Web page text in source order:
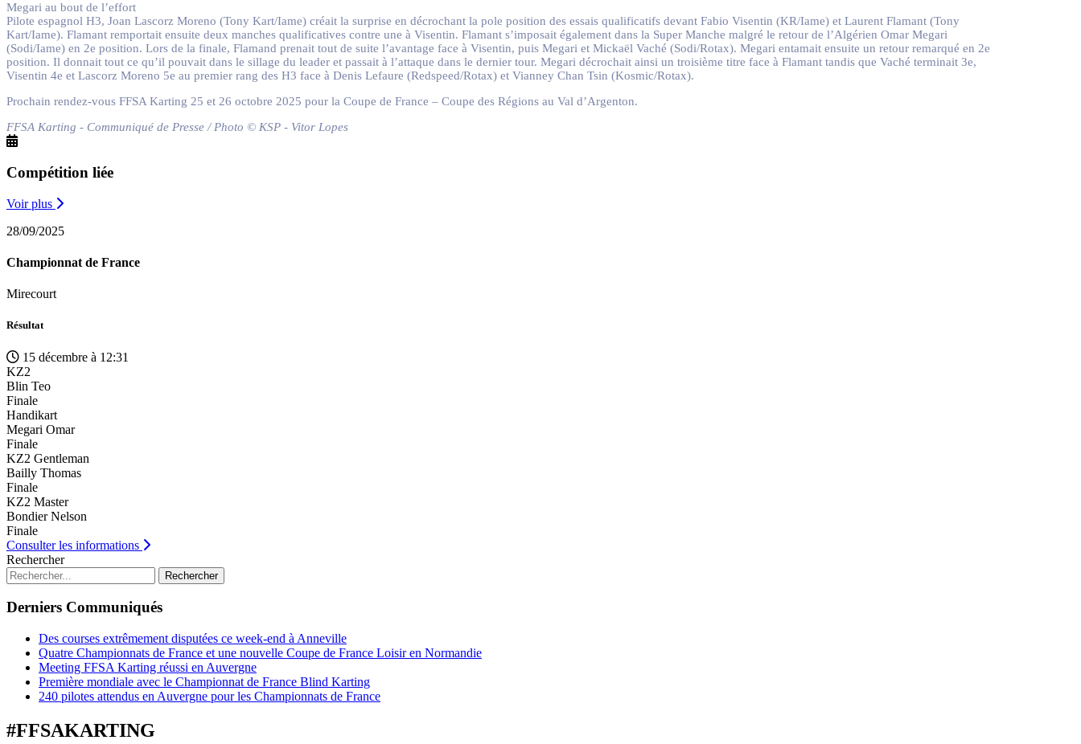
Megari au bout de l’effort
Pilote espagnol H3, Joan Lascorz Moreno (Tony Kart/Iame) créait la surprise en décrochant la pole position des essais qualificatifs devant Fabio Visentin (KR/Iame) et Laurent Flamant (Tony
Kart/Iame). Flamant remportait ensuite deux manches qualificatives contre une à Visentin. Flamant s’imposait également dans la Super Manche malgré le retour de l’Algérien Omar Megari
(Sodi/Iame) en 2e position. Lors de la finale, Flamand prenait tout de suite l’avantage face à Visentin, puis Megari et Mickaël Vaché (Sodi/Rotax). Megari entamait ensuite un retour remarqué en 2e
position. Il donnait tout ce qu’il pouvait dans le sillage du leader et passait à l’attaque dans le dernier tour. Megari décrochait ainsi un troisième titre face à Flamant tandis que Vaché terminait 3e,
Visentin 4e et Lascorz Moreno 5e au premier rang des H3 face à Denis Lefaure (Redspeed/Rotax) et Vianney Chan Tsin (Kosmic/Rotax).
Prochain rendez-vous FFSA Karting 25 et 26 octobre 2025 pour la Coupe de France – Coupe des Régions au Val d’Argenton.
FFSA Karting - Communiqué de Presse / Photo © KSP - Vitor Lopes
Compétition liée
Voir plus
28/09/2025
Championnat de France
Mirecourt
Résultat
15 décembre à 12:31
KZ2
Blin Teo
Finale
Handikart
Megari Omar
Finale
KZ2 Gentleman
Bailly Thomas
Finale
KZ2 Master
Bondier Nelson
Finale
Consulter les informations
Rechercher
Rechercher
Derniers Communiqués
Des courses extrêmement disputées ce week-end à Anneville
Quatre Championnats de France et une nouvelle Coupe de France Loisir en Normandie
Meeting FFSA Karting réussi en Auvergne
Première mondiale avec le Championnat de France Blind Karting
240 pilotes attendus en Auvergne pour les Championnats de France
#FFSAKARTING